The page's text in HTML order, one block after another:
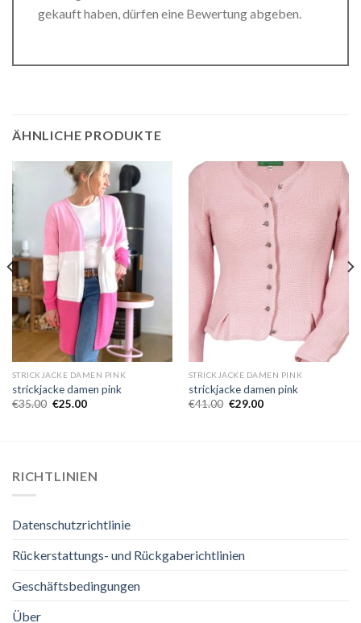
gekauft haben, dürfen eine Bewertung abgeben.
ÄHNLICHE PRODUKTE
STRICKJACKE DAMEN PINK
strickjacke damen pink
€35.00 €25.00
STRICKJACKE DAMEN PINK
strickjacke damen pink
€41.00 €29.00
RICHTLINIEN
Datenschutzrichtlinie
Rückerstattungs- und Rückgaberichtlinien
Geschäftsbedingungen
Über